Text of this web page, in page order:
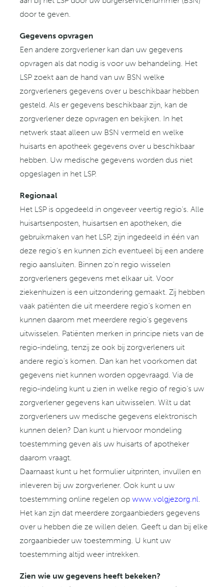
door te geven.
Gegevens opvragen
Een andere zorgverlener kan dan uw gegevens
opvragen als dat nodig is voor uw behandeling. Het
LSP zoekt aan de hand van uw BSN welke
zorgverleners gegevens over u beschikbaar hebben
gesteld. Als er gegevens beschikbaar zijn, kan de
zorgverlener deze opvragen en bekijken. In het
netwerk staat alleen uw BSN vermeld en welke
huisarts en apotheek gegevens over u beschikbaar
hebben. Uw medische gegevens worden dus niet
opgeslagen in het LSP.
Regionaal
Het LSP is opgedeeld in ongeveer veertig regio’s. Alle
huisartsenposten, huisartsen en apotheken, die
gebruikmaken van het LSP, zijn ingedeeld in één van
deze regio’s en kunnen zich eventueel bij een andere
regio aansluiten. Binnen zo’n regio wisselen
zorgverleners gegevens met elkaar uit. Voor
ziekenhuizen is een uitzondering gemaakt. Zij hebben
vaak patiënten die uit meerdere regio’s komen en
kunnen daarom met meerdere regio’s gegevens
uitwisselen. Patiënten merken in principe niets van de
regio-indeling, tenzij ze ook bij zorgverleners uit
andere regio’s komen. Dan kan het voorkomen dat
gegevens niet kunnen worden opgevraagd. Via de
regio-indeling kunt u zien in welke regio of regio’s uw
zorgverlener gegevens kan uitwisselen. Wilt u dat
zorgverleners uw medische gegevens elektronisch
kunnen delen? Dan kunt u hiervoor mondeling
toestemming geven als uw huisarts of apotheker
daarom vraagt.
Daarnaast kunt u het formulier uitprinten, invullen en
inleveren bij uw zorgverlener. Ook kunt u uw
toestemming online regelen op www.volgjezorg.nl.
Het kan zijn dat meerdere zorgaanbieders gegevens
over u hebben die ze willen delen. Geeft u dan bij elke
zorgaanbieder uw toestemming. U kunt uw
toestemming altijd weer intrekken.
Zien wie uw gegevens heeft bekeken?